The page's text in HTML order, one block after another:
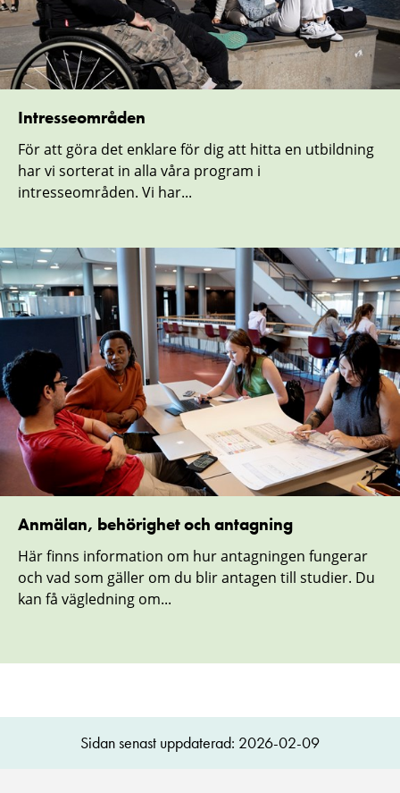
Intresseområden
För att göra det enklare för dig att hitta en utbildning
har vi sorterat in alla våra program i
intresseområden. Vi har...
Anmälan, behörighet och antagning
Här finns information om hur antagningen fungerar
och vad som gäller om du blir antagen till studier. Du
kan få vägledning om...
Sidan senast uppdaterad: 2026-02-09